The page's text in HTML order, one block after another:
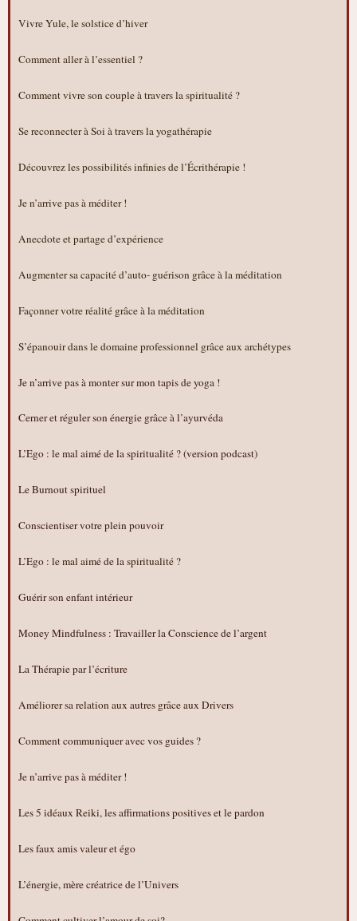
Vivre Yule, le solstice d’hiver
Comment aller à l’essentiel ?
Comment vivre son couple à travers la spiritualité ?
Se reconnecter à Soi à travers la yogathérapie
Découvrez les possibilités infinies de l’Écrithérapie !
Je n’arrive pas à méditer !
Anecdote et partage d’expérience
Augmenter sa capacité d’auto- guérison grâce à la méditation
Façonner votre réalité grâce à la méditation
S’épanouir dans le domaine professionnel grâce aux archétypes
Je n’arrive pas à monter sur mon tapis de yoga !
Cerner et réguler son énergie grâce à l’ayurvéda
L’Ego : le mal aimé de la spiritualité ? (version podcast)
Le Burnout spirituel
Conscientiser votre plein pouvoir
L’Ego : le mal aimé de la spiritualité ?
Guérir son enfant intérieur
Money Mindfulness : Travailler la Conscience de l’argent
La Thérapie par l’écriture
Améliorer sa relation aux autres grâce aux Drivers
Comment communiquer avec vos guides ?
Je n’arrive pas à méditer !
Les 5 idéaux Reiki, les affirmations positives et le pardon
Les faux amis valeur et égo
L’énergie, mère créatrice de l’Univers